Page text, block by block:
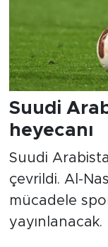
Suudi
heyecanı
Suudi
çevrildi. Al-
mücadele
yayınlanacak.